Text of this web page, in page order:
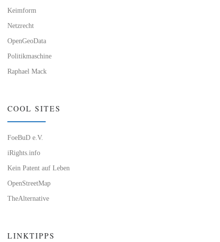
Keimform
Netzrecht
OpenGeoData
Politikmaschine
Raphael Mack
COOL SITES
FoeBuD e.V.
iRights.info
Kein Patent auf Leben
OpenStreetMap
TheAlternative
LINKTIPPS